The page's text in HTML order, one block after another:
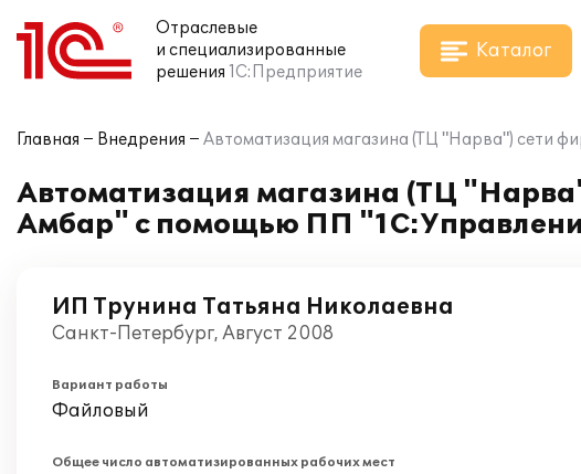
Отраслевые
и специализированные
решения 1С:Предприятие
Каталог
Главная Внедрения Автоматизация магазина (ТЦ "Нарва") сети
Автоматизация магазина (ТЦ
Амбар" с помощью ПП
ИП Трунина Татьяна Николаевна
Санкт-Петербург, Август 2008
Вариант работы
Файловый
Общее число автоматизированных рабочих мест